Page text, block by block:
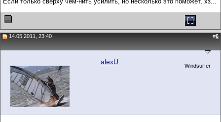
14.05.2011, 23:40 #6
alexU Windsurfer